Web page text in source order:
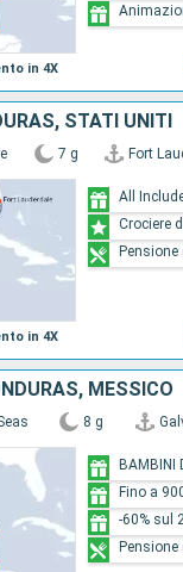
in 4X
STATI UNITI
in 4X
7 g Fort
All
Crociere
MESSICO
8 g
BAMBINI
Fino a
-60% sul